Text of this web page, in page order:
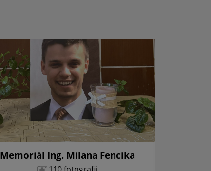
Memoriál Ing. Milana Fencíka